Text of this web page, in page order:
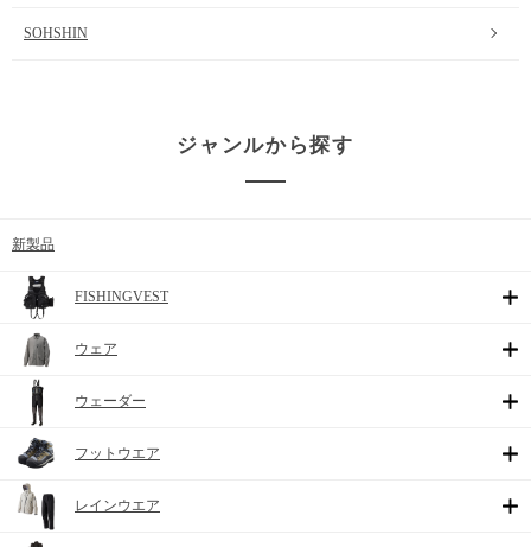
SOHSHIN
ジャンルから探す
新製品
FISHINGVEST
ウェア
ウェーダー
フットウエア
レインウエア